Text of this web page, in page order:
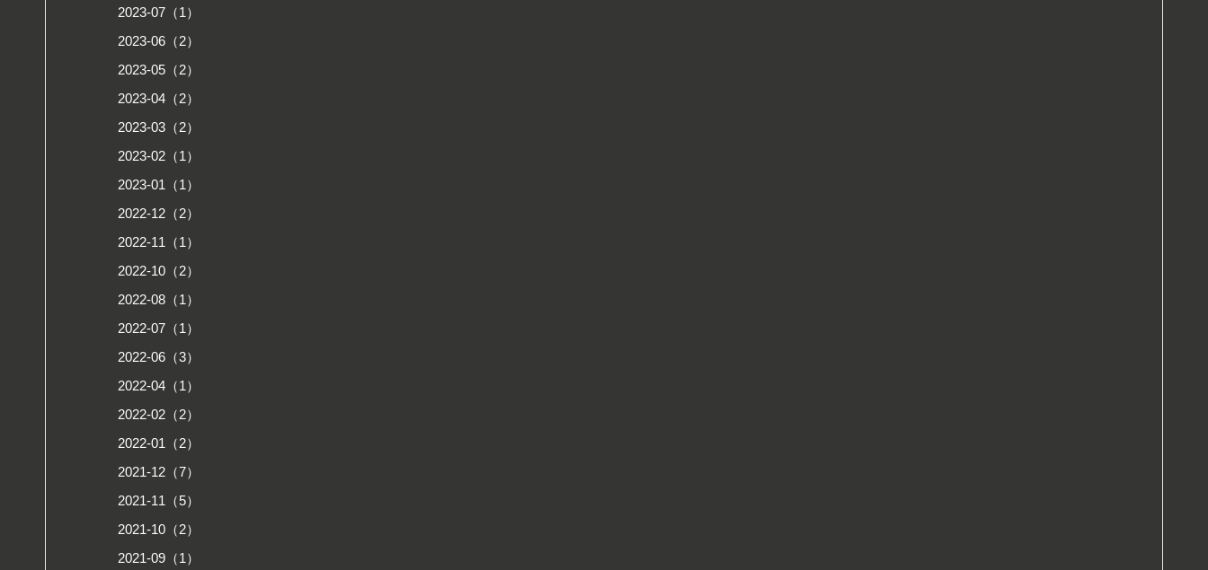
2023-07（1）
2023-06（2）
2023-05（2）
2023-04（2）
2023-03（2）
2023-02（1）
2023-01（1）
2022-12（2）
2022-11（1）
2022-10（2）
2022-08（1）
2022-07（1）
2022-06（3）
2022-04（1）
2022-02（2）
2022-01（2）
2021-12（7）
2021-11（5）
2021-10（2）
2021-09（1）